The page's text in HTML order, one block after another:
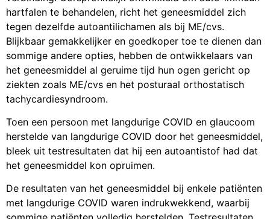
hartfalen te behandelen, richt het geneesmiddel zich
tegen dezelfde autoantilichamen als bij ME/cvs.
Blijkbaar gemakkelijker en goedkoper toe te dienen dan
sommige andere opties, hebben de ontwikkelaars van
het geneesmiddel al geruime tijd hun ogen gericht op
ziekten zoals ME/cvs en het posturaal orthostatisch
tachycardiesyndroom.
Toen een persoon met langdurige COVID en glaucoom
herstelde van langdurige COVID door het geneesmiddel,
bleek uit testresultaten dat hij een autoantistof had dat
het geneesmiddel kon opruimen.
De resultaten van het geneesmiddel bij enkele patiënten
met langdurige COVID waren indrukwekkend, waarbij